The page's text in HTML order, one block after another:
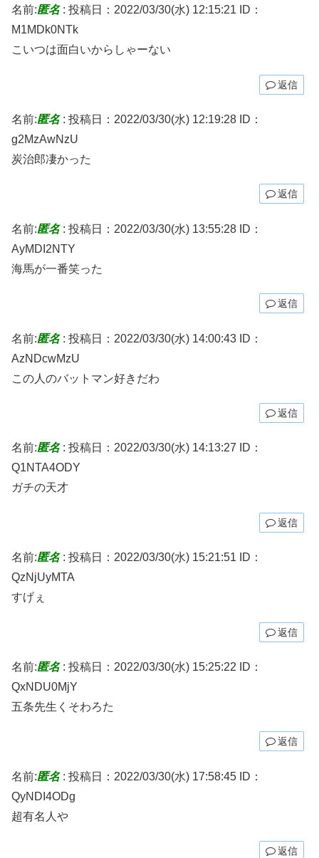
名前:匿名: 投稿日：2022/03/30(水) 12:15:21
ID：
M1MDk0NTk
こいつは面白いからしゃーない
返信
名前:匿名: 投稿日：2022/03/30(水) 12:19:28 ID：
g2MzAwNzU
炭治郎凄かった
返信
名前:匿名: 投稿日：2022/03/30(水) 13:55:28 ID：
AyMDI2NTY
海馬が一番笑った
返信
名前:匿名: 投稿日：2022/03/30(水) 14:00:43 ID：
AzNDcwMzU
この人のバットマン好きだわ
返信
名前:匿名: 投稿日：2022/03/30(水) 14:13:27
ID：
Q1NTA4ODY
ガチの天才
返信
名前:匿名: 投稿日：2022/03/30(水) 15:21:51
ID：
QzNjUyMTA
すげぇ
返信
名前:匿名: 投稿日：2022/03/30(水) 15:25:22
ID：
QxNDU0MjY
五条先生くそわろた
返信
名前:匿名: 投稿日：2022/03/30(水) 17:58:45 ID：
QyNDI4ODg
超有名人や
返信